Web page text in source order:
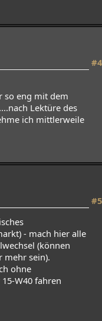
#4
so eng mit dem
Lektüre des
ich mittlerweile
#5
- mach hier alle
(können
mehr sein).
ohne
W40 fahren